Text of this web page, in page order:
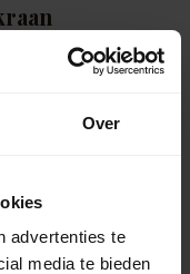
Over
advertenties te
media te bieden
verhogen het
vullen of je tuin